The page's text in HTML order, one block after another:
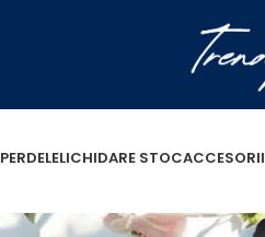
PERDELELICHIDARE STOCACCESORII